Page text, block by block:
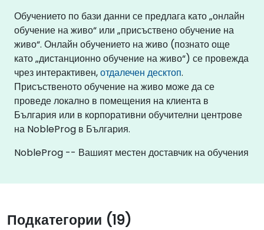
Обучението по бази данни се предлага като „онлайн
обучение на живо“ или „присъствено обучение на
живо“. Онлайн обучението на живо (познато още
като „дистанционно обучение на живо“) се провежда
чрез интерактивен,отдалечен десктоп.
Присъственото обучение на живо може да се
проведе локално в помещения на клиента в
България или в корпоративни обучителни центрове
на NobleProg в България.
NobleProg -- Вашият местен доставчик на обучения
Подкатегории (19)